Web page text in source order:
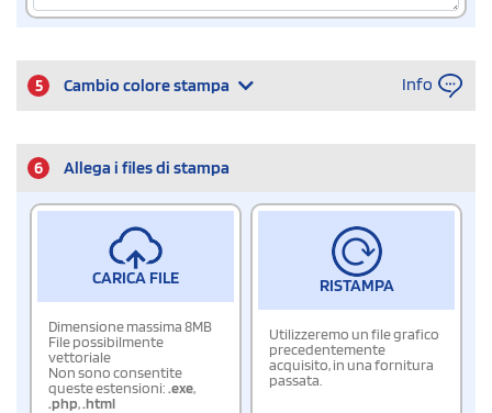
5 Cambio colore stampa Info
6 Allega i files di stampa
CARICA FILE
Dimensione massima 8MB
File possibilmente
vettoriale
Non sono consentite
queste estensioni:.exe,
.php,.html
RISTAMPA
Utilizzeremo un file grafico
precedentemente
acquisito, in una fornitura
passata.